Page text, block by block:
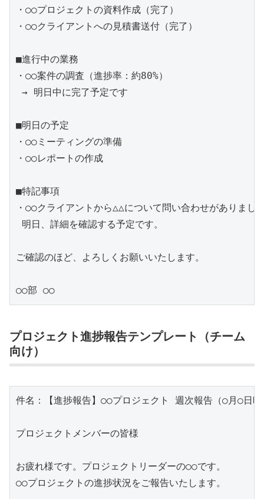
・○○プロジェクトの資料作成（完了）
・○○クライアントへの見積書送付（完了）
■進行中の業務
・○○案件の調査（進捗率：約80%）
→ 明日中に完了予定です
■明日の予定
・○○ミーティングの準備
・○○レポートの作成
■特記事項
・○○クライアントから△△について問い合わせがありまし
明日、詳細を確認する予定です。
ご確認のほど、よろしくお願いいたします。
プロジェクト進捗報告テンプレート（チーム
向け）
件名：【進捗報告】○○プロジェクト 週次報告（○月○日時
プロジェクトメンバーの皆様
お疲れ様です。プロジェクトリーダーの○○です。
○○プロジェクトの進捗状況をご報告いたします。